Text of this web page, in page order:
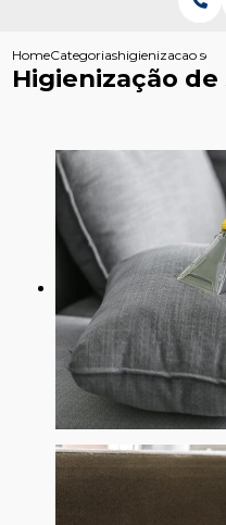
HomeCategoriashigienizacao sofa
Higienização